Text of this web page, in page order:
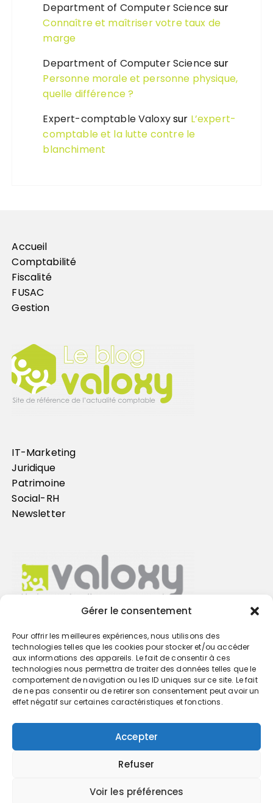
Gérer le consentement
Pour offrir les meilleures expériences, nous utilisons des
technologies telles que les cookies pour stocker et/ou accéder
aux informations des appareils. Le fait de consentir à ces
technologies nous permettra de traiter des données telles que le
comportement de navigation ou les ID uniques sur ce site. Le fait
de ne pas consentir ou de retirer son consentement peut avoir un
effet négatif sur certaines caractéristiques et fonctions.
Accepter
Refuser
Voir les préférences
Department of Computer Sciencesur
Connaître et maîtriser votre taux de
marge
Department of Computer Sciencesur
Personne morale et personne physique,
quelle différence ?
Expert-comptable Valoxysur L’expert-
comptable et la lutte contre le
blanchiment
Accueil
Comptabilité
Fiscalité
FUSAC
Gestion
IT-Marketing
Juridique
Patrimoine
Social-RH
Newsletter
Trouvez votre cabinet
GO